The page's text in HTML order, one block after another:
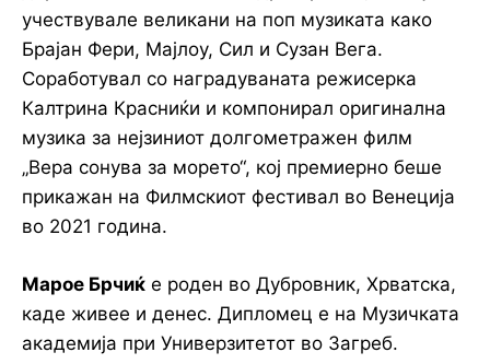
учествувале великани на поп музиката како
Брајан Фери, Мајлоу, Сил и Сузан Вега.
Соработувал со наградуваната режисерка
Калтрина Красниќи и компонирал оригинална
музика за нејзиниот долгометражен филм
„Вера сонува за морето“, кој премиерно беше
прикажан на Филмскиот фестивал во Венеција
во 2021 година.
Марое Брчиќ е роден во Дубровник, Хрватска,
каде живее и денес. Дипломец е на Музичката
академија при Универзитетот во Загреб.